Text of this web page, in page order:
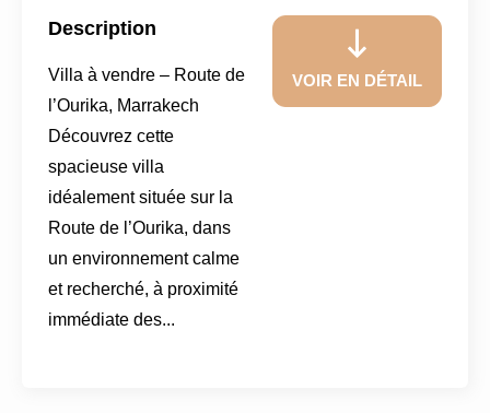
Description
Villa à vendre – Route de
l’Ourika, Marrakech
Découvrez cette
spacieuse villa
idéalement située sur la
Route de l’Ourika, dans
un environnement calme
et recherché, à proximité
immédiate des...
VOIR EN DÉTAIL